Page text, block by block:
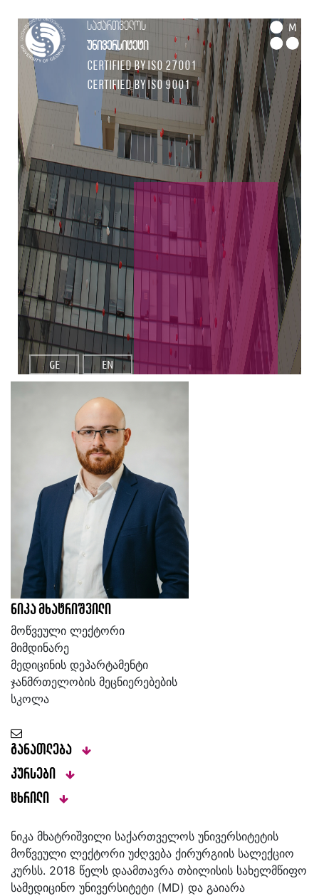
საქართველოს
უნივერსიტეტი
Certified by ISO 27001
Certified by ISO 9001
M
GE EN
ნიკა მხატრიშვილი
მოწვეული ლექტორი
მიმდინარე
მედიცინის დეპარტამენტი
ჯანმრთელობის მეცნიერებების
სკოლა
განათლება
კურსები
ცხრილი
ნიკა მხატრიშვილი საქართველოს უნივერსიტეტის
მოწვეული ლექტორი უძღვება ქირურგიის სალექციო
კურსს. 2018 წელს დაამთავრა თბილისის სახელმწიფო
სამედიცინო უნივერსიტეტი (MD) და გაიარა